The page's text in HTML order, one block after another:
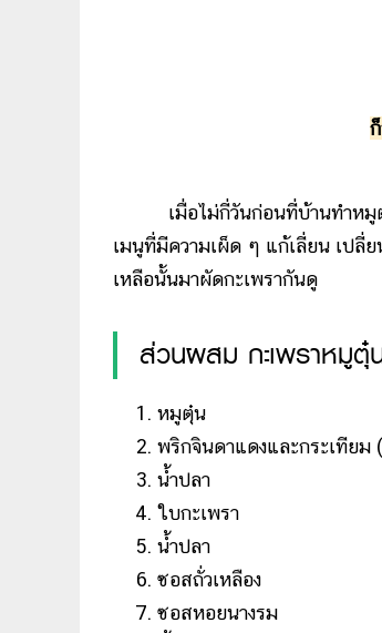
เมื่อไม่กี่วันก่อนที่บ้านทำห
เมนูที่มีความเผ็ด ๆ แก้เลี่ยน เปลี่
เหลือนั้นมาผัดกะเพรากันดู
ส่วนผสม กะเพราหมูตุ๋
หมูตุ๋น
พริกจินดาแดงและกระเทียม
น้ำปลา
ใบกะเพรา
น้ำปลา
ซอสถั่วเหลือง
ซอสหอยนางรม